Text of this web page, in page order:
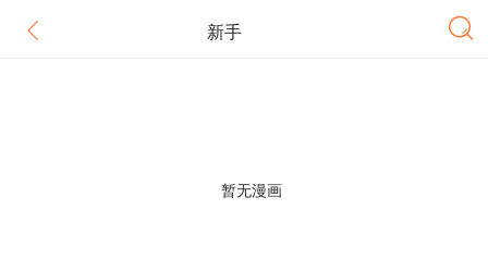
新手
暂无漫画